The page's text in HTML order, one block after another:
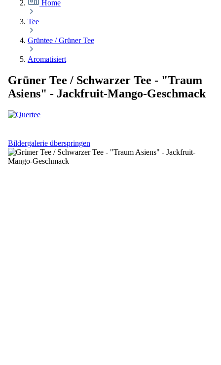
Home
Tee
Grüntee / Grüner Tee
Aromatisiert
Grüner Tee / Schwarzer Tee - "Traum
Asiens" - Jackfruit-Mango-Geschmack
Bildergalerie überspringen